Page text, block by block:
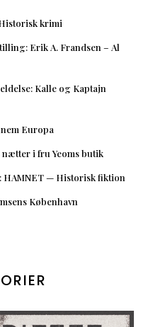
krimi
Erik A. Frandsen – Al
Kalle og Kaptajn
Europa
i fru Yeoms butik
— Historisk fiktion
København